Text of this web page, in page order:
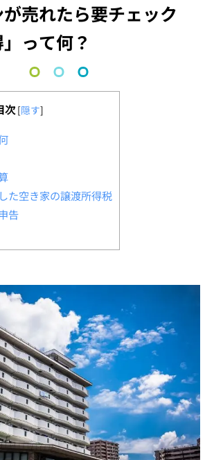
売れたら要チェック
」って何？
次 [隠す]
た空き家の譲渡所得税
告